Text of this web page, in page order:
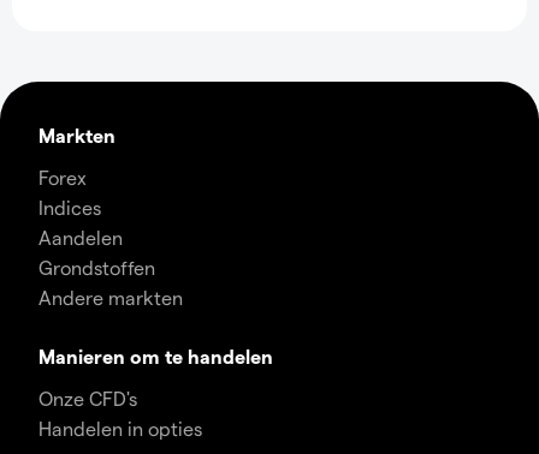
Markten
Forex
Indices
Aandelen
Grondstoffen
Andere markten
Manieren om te handelen
Onze CFD's
Handelen in opties